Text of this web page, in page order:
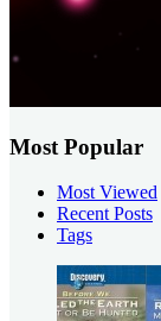
Most Popular
Most Viewed
Recent Posts
Tags